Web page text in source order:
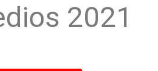
2021